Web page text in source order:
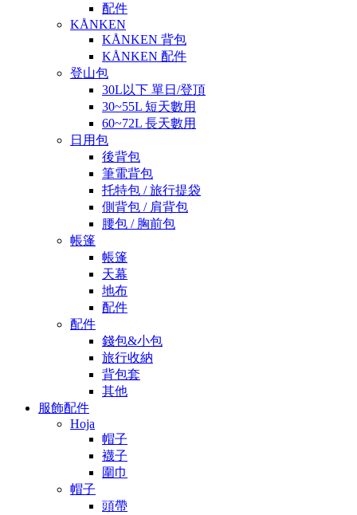
配件
KÅNKEN
KÅNKEN 背包
KÅNKEN 配件
登山包
30L以下 單日/登頂
30~55L 短天數用
60~72L 長天數用
日用包
後背包
筆電背包
托特包 / 旅行提袋
側背包 / 肩背包
腰包 / 胸前包
帳篷
帳篷
天幕
地布
配件
配件
錢包&小包
旅行收納
背包套
其他
服飾配件
Hoja
帽子
襪子
圍巾
帽子
頭帶